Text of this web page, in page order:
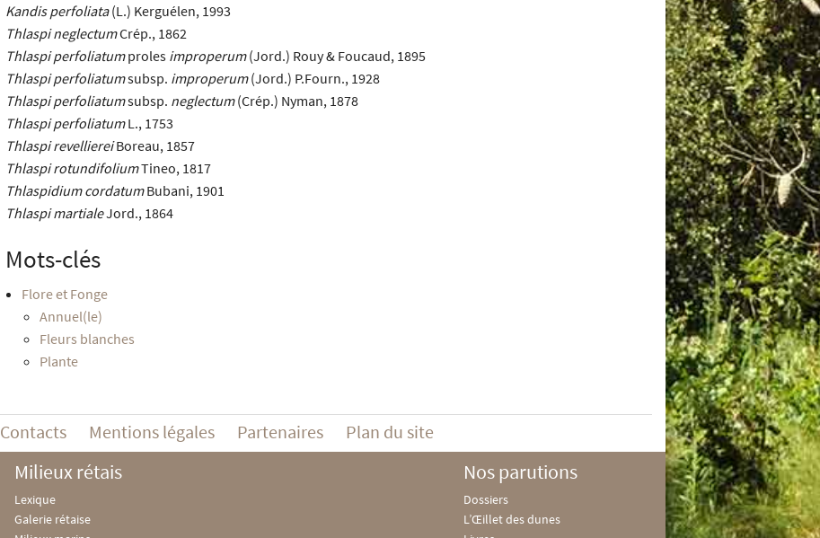
Kandis perfoliata(L.) Kerguélen, 1993
Thlaspi neglectumCrép., 1862
Thlaspi perfoliatumproles improperum(Jord.) Rouy & Foucaud, 1895
Thlaspi perfoliatumsubsp. improperum(Jord.) P.Fourn., 1928
Thlaspi perfoliatumsubsp. neglectum(Crép.) Nyman, 1878
Thlaspi perfoliatumL., 1753
Thlaspi revelliereiBoreau, 1857
Thlaspi rotundifoliumTineo, 1817
Thlaspidium cordatumBubani, 1901
Thlaspi martialeJord., 1864
Mots-clés
Flore et Fonge
Annuel(le)
Fleurs blanches
Plante
Contacts Mentions légales Partenaires Plan du site
Milieux rétais
Lexique
Galerie rétaise
Nos parutions
Dossiers
L’Œillet des dunes